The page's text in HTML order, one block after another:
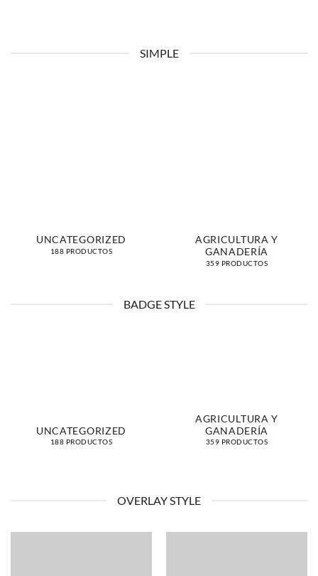
SIMPLE
UNCATEGORIZED
188 PRODUCTOS
AGRICULTURA Y
GANADERÍA
359 PRODUCTOS
BADGE STYLE
UNCATEGORIZED
188 PRODUCTOS
AGRICULTURA Y
GANADERÍA
359 PRODUCTOS
OVERLAY STYLE